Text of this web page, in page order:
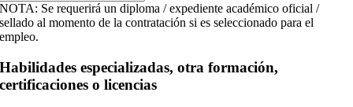
NOTA: Se requerirá un diploma / expediente académico oficial /
sellado al momento de la contratación si es seleccionado para el
empleo.
Habilidades especializadas, otra formación,
certificaciones o licencias